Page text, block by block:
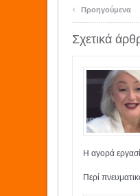
‹ Προηγούμενα
Σχετικά
Η αγορά
Περί